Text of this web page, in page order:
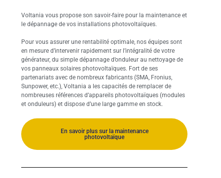
Voltania vous propose son savoir-faire pour la maintenance et
le dépannage de vos installations photovoltaïques.
Pour vous assurer une rentabilité optimale, nos équipes sont
en mesure d’intervenir rapidement sur l’intégralité de votre
générateur, du simple dépannage d’onduleur au nettoyage de
vos panneaux solaires photovoltaïques. Fort de ses
partenariats avec de nombreux fabricants (SMA, Fronius,
Sunpower, etc.), Voltania a les capacités de remplacer de
nombreuses références d’appareils photovoltaïques (modules
et onduleurs) et dispose d’une large gamme en stock.
En savoir plus sur la maintenance
photovoltaïque